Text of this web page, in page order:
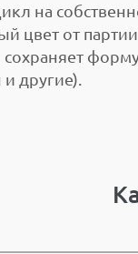
на
цвет от
другие).